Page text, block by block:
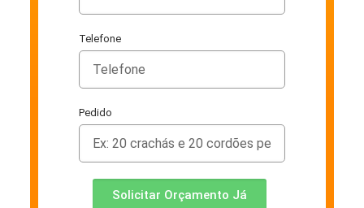
Telefone
Pedido
Solicitar Orçamento Já